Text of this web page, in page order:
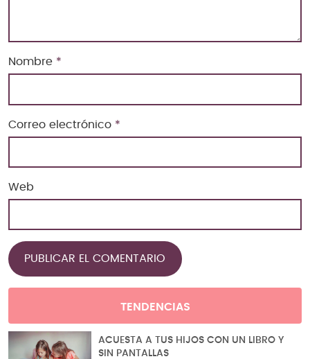
Nombre *
Correo electrónico *
Web
TENDENCIAS
ACUESTA A TUS HIJOS CON UN LIBRO Y
SIN PANTALLAS